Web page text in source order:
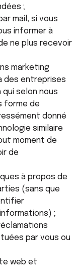
;
mail, si vous
informer à
ne plus recevoir
marketing
des entreprises
selon nous
forme de
donné
similaire
moment de
de
à propos de
(sans que
;
par vous ou
web et